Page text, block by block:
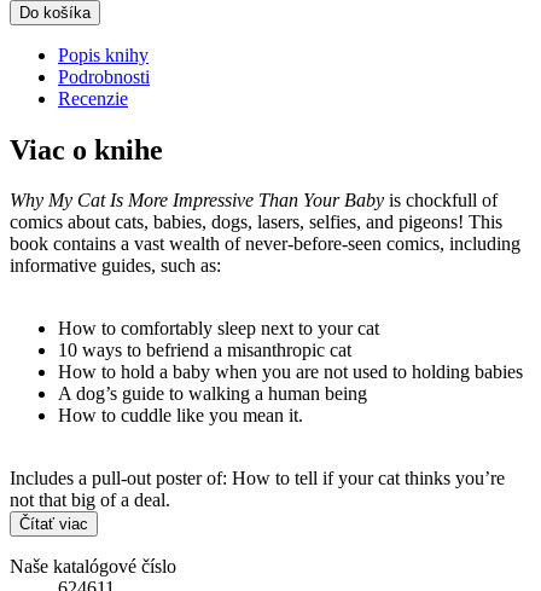
Do košíka
Popis knihy
Podrobnosti
Recenzie
Viac o knihe
Why My Cat Is More Impressive Than Your Baby is chockfull of
comics about cats, babies, dogs, lasers, selfies, and pigeons! This
book contains a vast wealth of never-before-seen comics, including
informative guides, such as:
How to comfortably sleep next to your cat
10 ways to befriend a misanthropic cat
How to hold a baby when you are not used to holding babies
A dog’s guide to walking a human being
How to cuddle like you mean it.
Includes a pull-out poster of: How to tell if your cat thinks you’re
not that big of a deal.
Čítať viac
Naše katalógové číslo